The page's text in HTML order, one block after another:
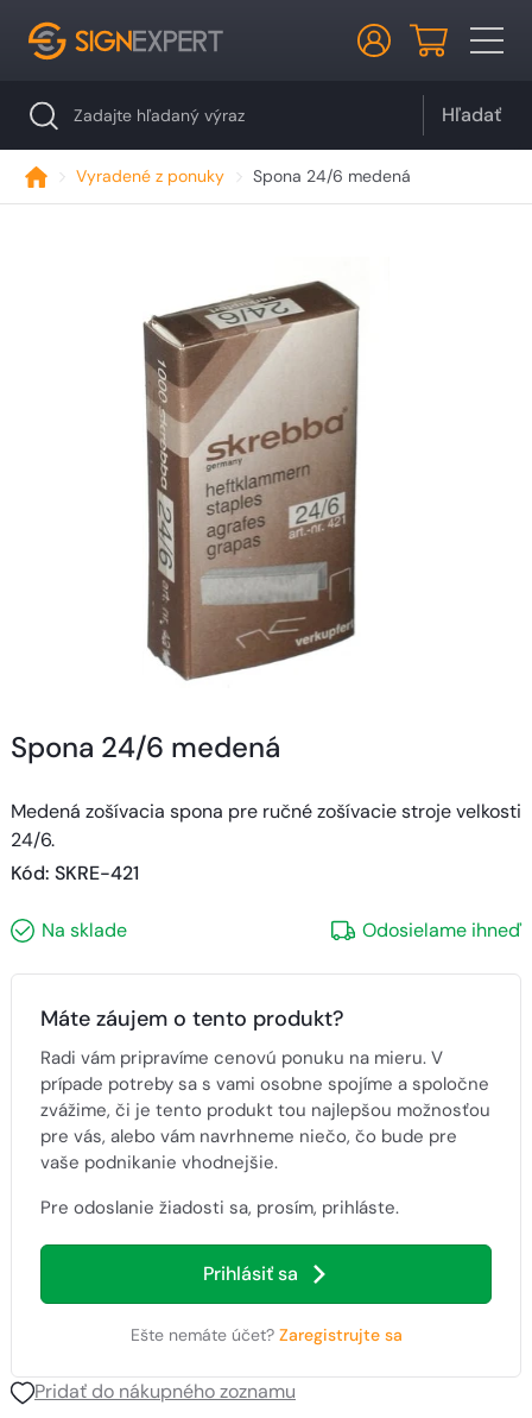
Hľadať
Vyradené z ponuky Spona 24/6 medená
Spona 24/6 medená
Medená zošívacia spona pre ručné zošívacie stroje velkosti
24/6.
Kód: SKRE-421
Na sklade Odosielame ihneď
Máte záujem o tento produkt?
Radi vám pripravíme cenovú ponuku na mieru. V
prípade potreby sa s vami osobne spojíme a spoločne
zvážime, či je tento produkt tou najlepšou možnosťou
pre vás, alebo vám navrhneme niečo, čo bude pre
vaše podnikanie vhodnejšie.
Pre odoslanie žiadosti sa, prosím, prihláste.
Prihlásiť sa
Ešte nemáte účet? Zaregistrujte sa
Pridať do nákupného zoznamu